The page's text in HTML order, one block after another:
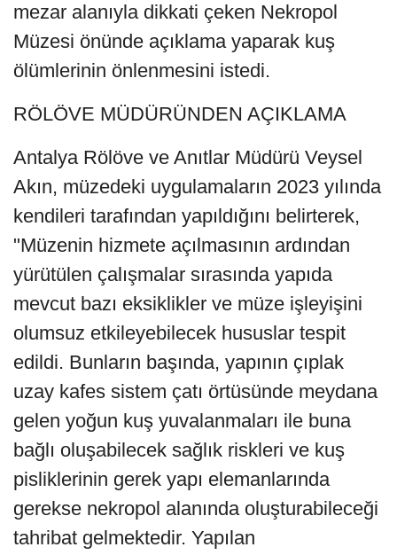
mezar alanıyla dikkati çeken Nekropol
Müzesi önünde açıklama yaparak kuş
ölümlerinin önlenmesini istedi.
RÖLÖVE MÜDÜRÜNDEN AÇIKLAMA
Antalya Rölöve ve Anıtlar Müdürü Veysel
Akın, müzedeki uygulamaların 2023 yılında
kendileri tarafından yapıldığını belirterek,
"Müzenin hizmete açılmasının ardından
yürütülen çalışmalar sırasında yapıda
mevcut bazı eksiklikler ve müze işleyişini
olumsuz etkileyebilecek hususlar tespit
edildi. Bunların başında, yapının çıplak
uzay kafes sistem çatı örtüsünde meydana
gelen yoğun kuş yuvalanmaları ile buna
bağlı oluşabilecek sağlık riskleri ve kuş
pisliklerinin gerek yapı elemanlarında
gerekse nekropol alanında oluşturabileceği
tahribat gelmektedir. Yapılan